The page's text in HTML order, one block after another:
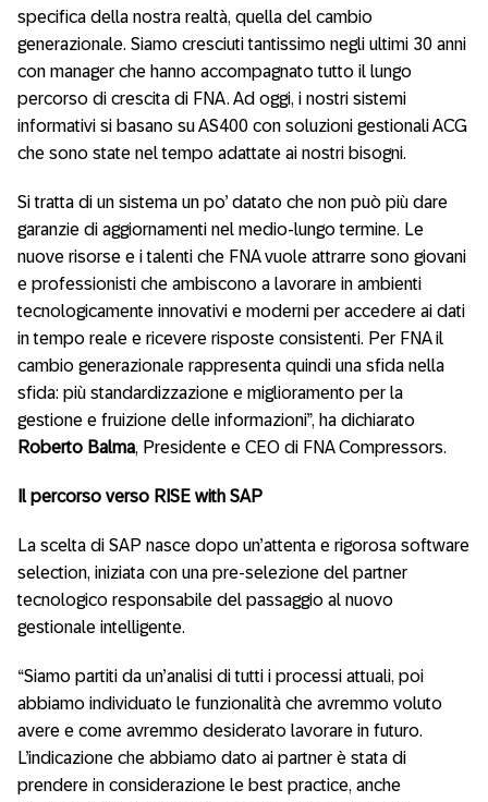
specifica della nostra realtà, quella del cambio
generazionale. Siamo cresciuti tantissimo negli ultimi 30 anni
con manager che hanno accompagnato tutto il lungo
percorso di crescita di FNA. Ad oggi, i nostri sistemi
informativi si basano su AS400 con soluzioni gestionali ACG
che sono state nel tempo adattate ai nostri bisogni.
Si tratta di un sistema un po’ datato che non può più dare
garanzie di aggiornamenti nel medio-lungo termine. Le
nuove risorse e i talenti che FNA vuole attrarre sono giovani
e professionisti che ambiscono a lavorare in ambienti
tecnologicamente innovativi e moderni per accedere ai dati
in tempo reale e ricevere risposte consistenti. Per FNA il
cambio generazionale rappresenta quindi una sfida nella
sfida: più standardizzazione e miglioramento per la
gestione e fruizione delle informazioni”, ha dichiarato
Roberto Balma, Presidente e CEO di FNA Compressors.
Il percorso verso RISE with SAP
La scelta di SAP nasce dopo un’attenta e rigorosa software
selection, iniziata con una pre-selezione del partner
tecnologico responsabile del passaggio al nuovo
gestionale intelligente.
“Siamo partiti da un’analisi di tutti i processi attuali, poi
abbiamo individuato le funzionalità che avremmo voluto
avere e come avremmo desiderato lavorare in futuro.
L’indicazione che abbiamo dato ai partner è stata di
prendere in considerazione le best practice, anche